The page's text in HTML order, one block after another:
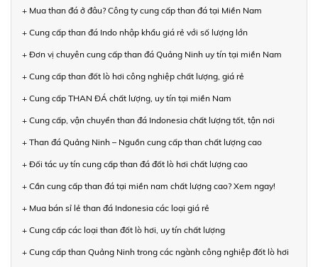
+ Mua than đá ở đâu? Công ty cung cấp than đá tại Miền Nam
+ Cung cấp than đá Indo nhập khẩu giá rẻ với số lượng lớn
+ Đơn vị chuyên cung cấp than đá Quảng Ninh uy tín tại miền Nam
+ Cung cấp than đốt lò hơi công nghiệp chất lượng, giá rẻ
+ Cung cấp THAN ĐÁ chất lượng, uy tín tại miền Nam
+ Cung cấp, vận chuyển than đá Indonesia chất lượng tốt, tận nơi
+ Than đá Quảng Ninh – Nguồn cung cấp than chất lượng cao
+ Đối tác uy tín cung cấp than đá đốt lò hơi chất lượng cao
+ Cần cung cấp than đá tại miền nam chất lượng cao? Xem ngay!
+ Mua bán sỉ lẻ than đá Indonesia các loại giá rẻ
+ Cung cấp các loại than đốt lò hơi, uy tín chất lượng
+ Cung cấp than Quảng Ninh trong các ngành công nghiệp đốt lò hơi